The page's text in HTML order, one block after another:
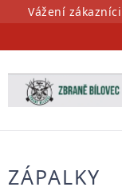
PřejítVážení
ZÁPALKY